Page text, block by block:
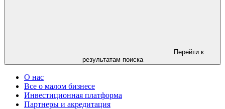
Перейти к
результатам поиска
О нас
Все о малом бизнесе
Инвестиционная платформа
Партнеры и акредитация